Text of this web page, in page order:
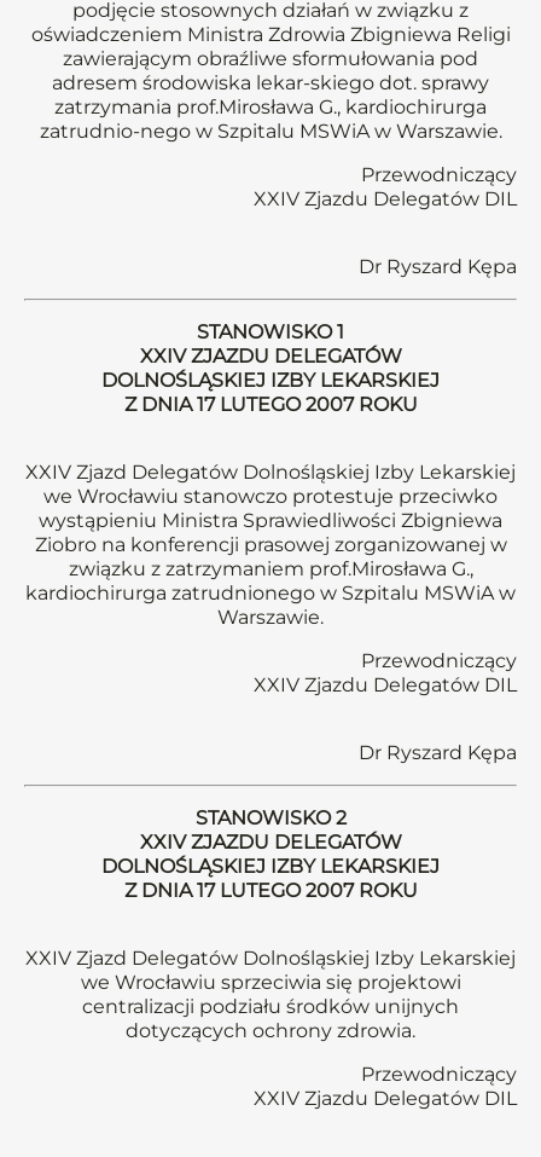
podjęcie stosownych działań w związku z
oświadczeniem Ministra Zdrowia Zbigniewa Religi
zawierającym obraźliwe sformułowania pod
adresem środowiska lekar-skiego dot. sprawy
zatrzymania prof.Mirosława G., kardiochirurga
zatrudnio-nego w Szpitalu MSWiA w Warszawie.
Przewodniczący
XXIV Zjazdu Delegatów DIL
Dr Ryszard Kępa
STANOWISKO 1
XXIV ZJAZDU DELEGATÓW
DOLNOŚLĄSKIEJ IZBY LEKARSKIEJ
Z DNIA 17 LUTEGO 2007 ROKU
XXIV Zjazd Delegatów Dolnośląskiej Izby Lekarskiej
we Wrocławiu stanowczo protestuje przeciwko
wystąpieniu Ministra Sprawiedliwości Zbigniewa
Ziobro na konferencji prasowej zorganizowanej w
związku z zatrzymaniem prof.Mirosława G.,
kardiochirurga zatrudnionego w Szpitalu MSWiA w
Warszawie.
Przewodniczący
XXIV Zjazdu Delegatów DIL
Dr Ryszard Kępa
STANOWISKO 2
XXIV ZJAZDU DELEGATÓW
DOLNOŚLĄSKIEJ IZBY LEKARSKIEJ
Z DNIA 17 LUTEGO 2007 ROKU
XXIV Zjazd Delegatów Dolnośląskiej Izby Lekarskiej
we Wrocławiu sprzeciwia się projektowi
centralizacji podziału środków unijnych
dotyczących ochrony zdrowia.
Przewodniczący
XXIV Zjazdu Delegatów DIL